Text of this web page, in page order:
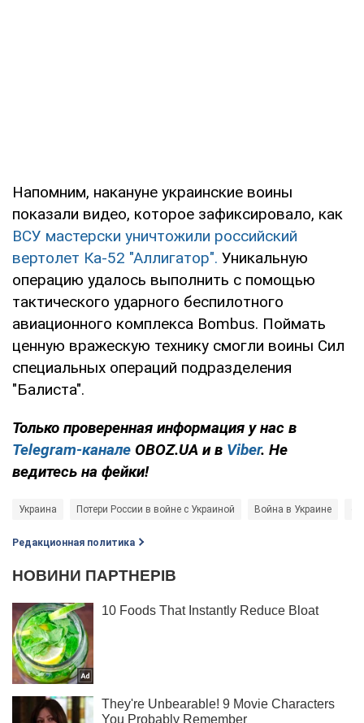
Напомним, накануне украинские воины
показали видео, которое зафиксировало, как
ВСУ мастерски уничтожили российский
вертолет Ка-52 "Аллигатор". Уникальную
операцию удалось выполнить с помощью
тактического ударного беспилотного
авиационного комплекса Bombus. Поймать
ценную вражескую технику смогли воины Сил
специальных операций подразделения
"Балиста".
Только проверенная информация у нас в
Telegram-канале OBOZ.UA и в Viber. Не
ведитесь на фейки!
Украина Потери России в войне с Украиной Война в Украине
Редакционная политика